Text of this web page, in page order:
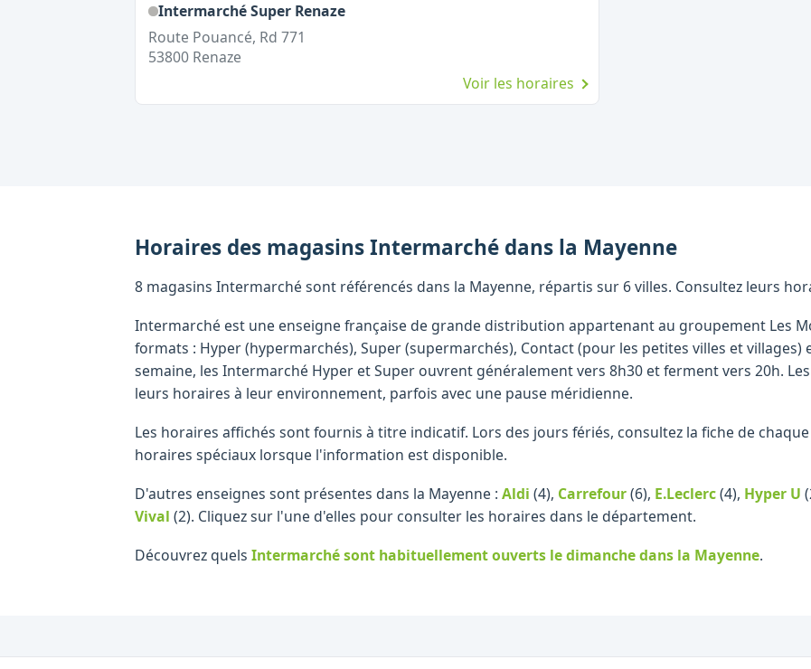
Intermarché Super Renaze
Route Pouancé, Rd 771
53800 Renaze
Voir les horaires
Horaires des magasinsIntermarché dans la Mayenne
8 magasins Intermarché sont référencés dans la Mayenne, répartis sur 6 villes. Consultez leurs
Intermarché est une enseigne française de grande distribution appartenant au groupement Les
formats : Hyper (hypermarchés), Super (supermarchés), Contact (pour les petites villes et villages)
semaine, les Intermarché Hyper et Super ouvrent généralement vers 8h30 et ferment vers 20h.
leurs horaires à leur environnement, parfois avec une pause méridienne.
Les horaires affichés sont fournis à titre indicatif. Lors des jours fériés, consultez la fiche de
horaires spéciaux lorsque l'information est disponible.
D'autres enseignes sont présentes dans la Mayenne : Aldi (4), Carrefour(6), E.Leclerc(4), Hyper U
Vival (2). Cliquez sur l'une d'elles pour consulter les horaires dans le département.
Découvrez quels Intermarchésont habituellement ouverts le dimanchedans la Mayenne.